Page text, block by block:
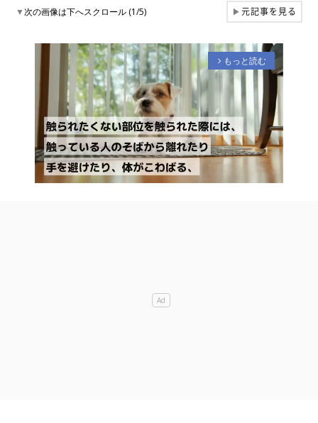
▼次の画像は下へスクロール (1/5) ▶元記事を見る
arrow_forward_ios もっと読む